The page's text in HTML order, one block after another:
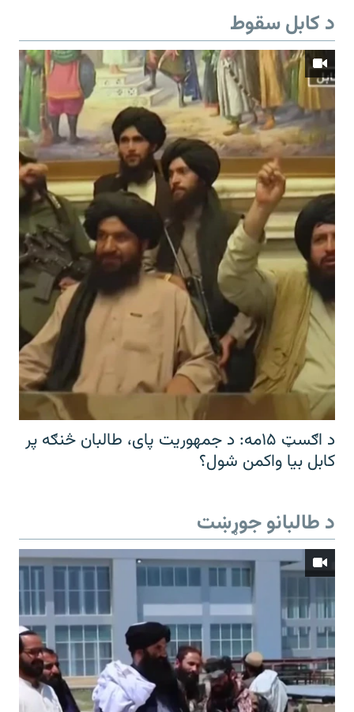
د کابل سقوط
د اګسټ ۱۵مه: د جمهوریت پای، طالبان څنګه پر
کابل بیا واکمن شول؟
د طالبانو جوړښت